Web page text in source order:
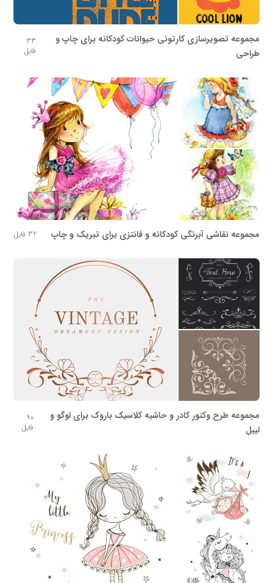
مجموعه تصویرسازی کارتونی حیوانات کودکانه برای چاپ و
طراحی
33
فایل
مجموعه نقاشی آبرنگی کودکانه و فانتزی برای تبریک و چاپ 32 فایل
مجموعه طرح وکتور کادر و حاشیه کلاسیک باروک برای لوگو و
لیبل
90
فایل